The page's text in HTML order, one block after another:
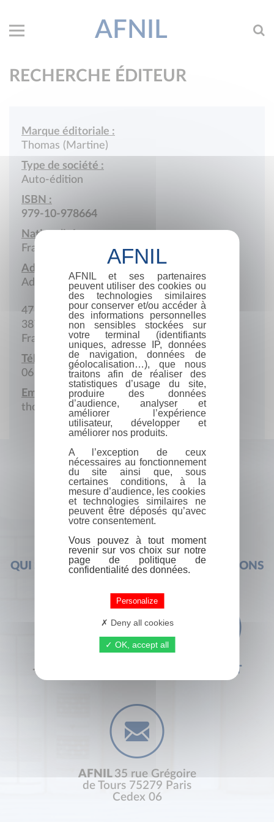
AFNIL
RECHERCHE ÉDITEUR
Marque éditoriale :
Thomas (Martine)
Type de société :
Auto-édition
ISBN :
979-10-978664
Nationalité :
France
Adresse :
Adresse postale
47 Chemin des Meuniers
38780 Septème
France
Téléphone portable :
06 15 19 25 66
Email :
thomasmartine199@gmail.com
QUI SOMMES-NOUS ? FOIRE AUX QUESTIONS
+33 (0) 1 44 41 29 19 CONTACT
AFNIL 35 rue Grégoire
de Tours 75279 Paris
Cedex 06
AFNIL et ses partenaires
peuvent utiliser des cookies ou
des technologies similaires
pour conserver et/ou accéder à
des informations personnelles
non sensibles stockées sur
votre terminal (identifiants
uniques, adresse IP, données
de navigation, données de
géolocalisation…), que nous
traitons afin de réaliser des
statistiques d’usage du site,
produire des données
d’audience, analyser et
améliorer l’expérience
utilisateur, développer et
améliorer nos produits.
A l’exception de ceux
nécessaires au fonctionnement
du site ainsi que, sous
certaines conditions, à la
mesure d’audience, les cookies
et technologies similaires ne
peuvent être déposés qu’avec
votre consentement.
Vous pouvez à tout moment
revenir sur vos choix sur notre
page de politique de
confidentialité des données.
Personalize
Deny all cookies
OK, accept all